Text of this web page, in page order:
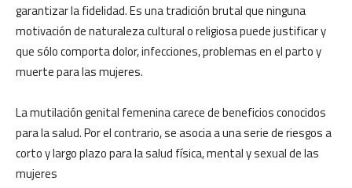
garantizar la fidelidad. Es una tradición brutal que ninguna
motivación de naturaleza cultural o religiosa puede justificar y
que sólo comporta dolor, infecciones, problemas en el parto y
muerte para las mujeres.
La mutilación genital femenina carece de beneficios conocidos
para la salud. Por el contrario, se asocia a una serie de riesgos a
corto y largo plazo para la salud física, mental y sexual de las
mujeres